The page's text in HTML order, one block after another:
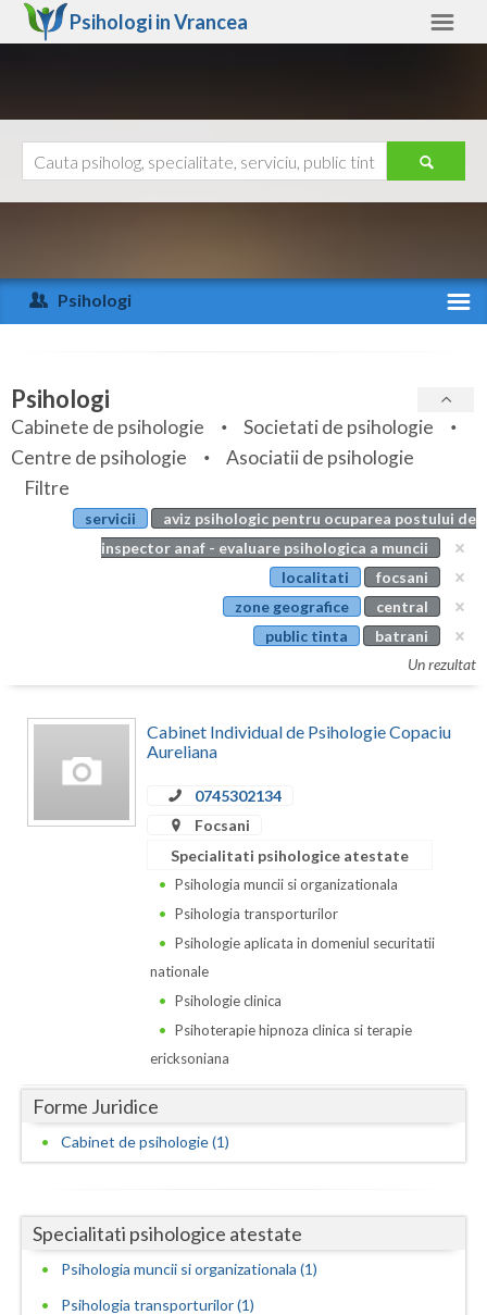
Psihologi inVrancea
Arad
Arges
Bihor
Bistrita-Nasaud
Botosani
Calarasi
Caras-Severin
Gorj
Harghita
Ialomita
Ajutor
Psihologi
Specialitati
Servicii
Articole
Evenimente
Psihologi
Cabinete de psihologie
Societati de psihologie
Centre de psihologie
Asociatii de psihologie
Filtre
servicii
aviz psihologic pentru ocuparea postului de
inspector anaf - evaluare psihologica a muncii
localitati
focsani
zone geografice
central
public tinta
batrani
Un rezultat
Cabinet Individual de Psihologie Copaciu
Aureliana
0745302134
Focsani
Specialitati psihologice atestate
Psihologia muncii si organizationala
Psihologia transporturilor
Psihologie aplicata in domeniul securitatii
nationale
Psihologie clinica
Psihoterapie hipnoza clinica si terapie
ericksoniana
Forme Juridice
Cabinet de psihologie (1)
Specialitati psihologice atestate
Psihologia muncii si organizationala (1)
Psihologia transporturilor (1)